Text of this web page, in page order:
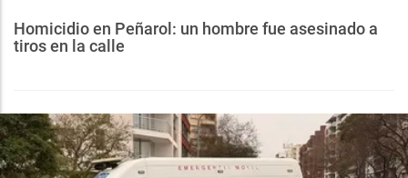
Homicidio en Peñarol: un hombre fue asesinado a
tiros en la calle